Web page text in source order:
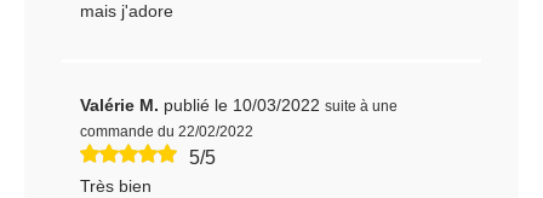
mais j'adore
Valérie M. publié le 10/03/2022 suite à une
commande du 22/02/2022
5/5
Très bien